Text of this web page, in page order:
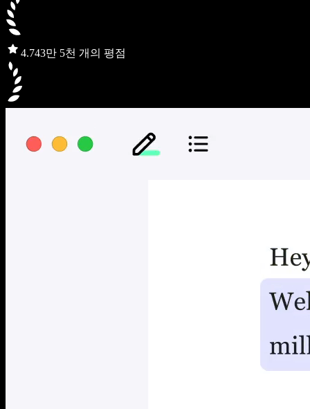
4.743만 5천 개의 평점